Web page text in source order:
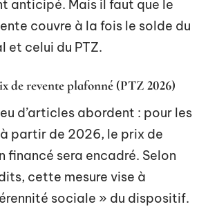
anticipé. Mais il faut que le
couvre à la fois le solde du
et celui du PTZ.
de revente plafonné (PTZ 2026)
d’articles abordent : pour les
partir de 2026, le prix de
financé sera encadré. Selon
cette mesure vise à
sociale » du dispositif.